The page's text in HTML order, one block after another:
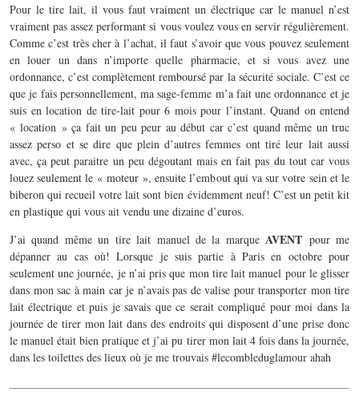
Pour le tire lait, il vous faut vraiment un électrique car le manuel n’est
vraiment pas assez performant si vous voulez vous en servir régulièrement.
Comme c’est très cher à l’achat, il faut s’avoir que vous pouvez seulement
en louer un dans n’importe quelle pharmacie, et si vous avez une
ordonnance, c’est complètement remboursé par la sécurité sociale. C’est ce
que je fais personnellement, ma sage-femme m’a fait une ordonnance et je
suis en location de tire-lait pour 6 mois pour l’instant. Quand on entend
« location » ça fait un peu peur au début car c’est quand même un truc
assez perso et se dire que plein d’autres femmes ont tiré leur lait aussi
avec, ça peut paraitre un peu dégoutant mais en fait pas du tout car vous
louez seulement le « moteur », ensuite l’embout qui va sur votre sein et le
biberon qui recueil votre lait sont bien évidemment neuf! C’est un petit kit
en plastique qui vous ait vendu une dizaine d’euros.
J’ai quand même un tire lait manuel de la marqueAVENT pour me
dépanner au cas où! Lorsque je suis partie à Paris en octobre pour
seulement une journée, je n’ai pris que mon tire lait manuel pour le glisser
dans mon sac à main car je n’avais pas de valise pour transporter mon tire
lait électrique et puis je savais que ce serait compliqué pour moi dans la
journée de tirer mon lait dans des endroits qui disposent d’une prise donc
le manuel était bien pratique et j’ai pu tirer mon lait 4 fois dans la journée,
dans les toilettes des lieux où je me trouvais #lecombleduglamour ahah